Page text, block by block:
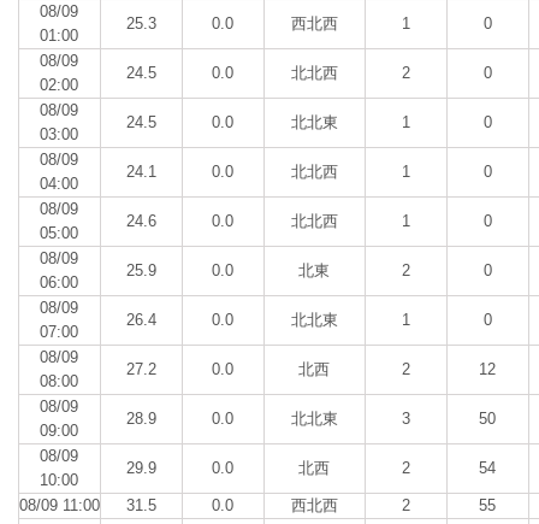
08/09
01:00
25.3 0.0 西北西 1 0
08/09
02:00
24.5 0.0 北北西 2 0
08/09
03:00
24.5 0.0 北北東 1 0
08/09
04:00
24.1 0.0 北北西 1 0
08/09
05:00
24.6 0.0 北北西 1 0
08/09
06:00
25.9 0.0 北東 2 0
08/09
07:00
26.4 0.0 北北東 1 0
08/09
08:00
27.2 0.0 北西 2 12
08/09
09:00
28.9 0.0 北北東 3 50
08/09
10:00
29.9 0.0 北西 2 54
08/09 11:00 31.5 0.0 西北西 2
55